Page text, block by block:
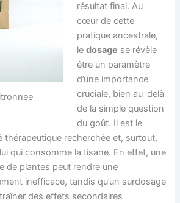
résultat final. Au
cœur de cette
pratique ancestrale,
ledosage se révèle
être un paramètre
d’une importance
cruciale, bien au-delà
de la simple question
du goût. Il est le
thérapeutique recherchée et, surtout,
qui consomme la tisane. En effet, une
de plantes peut rendre une
inefficace, tandis qu’un surdosage
des effets secondaires